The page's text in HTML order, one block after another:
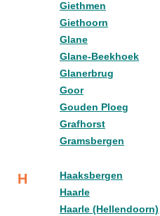
Giethmen
Giethoorn
Glane
Glane-Beekhoek
Glanerbrug
Goor
Gouden Ploeg
Grafhorst
Gramsbergen
H
Haaksbergen
Haarle
Haarle (Hellendoorn)